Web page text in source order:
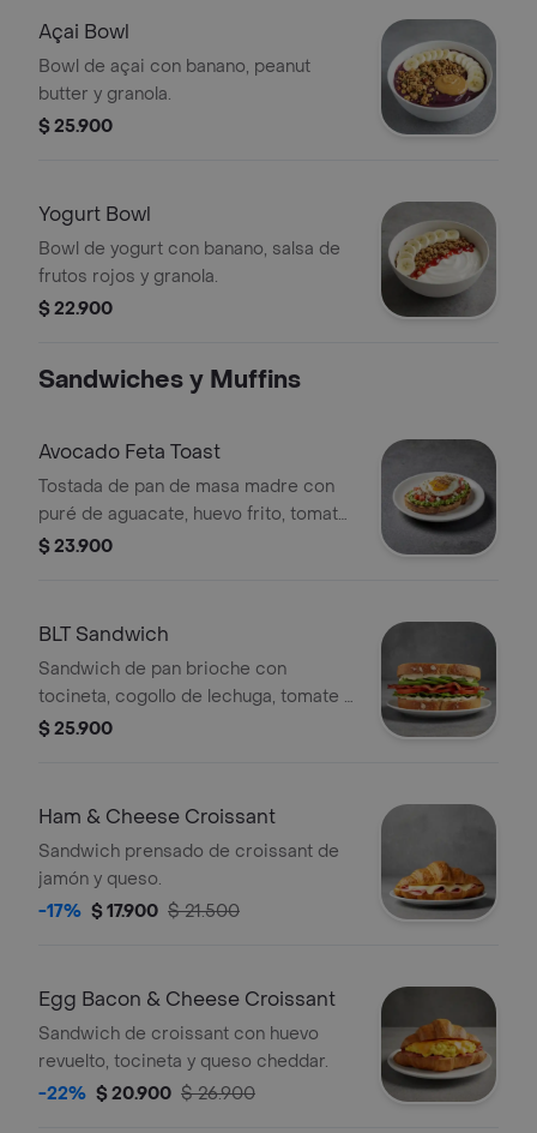
Açai Bowl
Bowl de açai con banano, peanut
butter y granola.
$ 25.900
Yogurt Bowl
Bowl de yogurt con banano, salsa de
frutos rojos y granola.
$ 22.900
Sandwiches y Muffins
Avocado Feta Toast
Tostada de pan de masa madre con
puré de aguacate, huevo frito, tomate
en cubos, quinoa crocante y queso
$ 23.900
BLT Sandwich
Sandwich de pan brioche con
tocineta, cogollo de lechuga, tomate y
salsa de la casa.
$ 25.900
Ham & Cheese Croissant
Sandwich prensado de croissant de
jamón y queso.
-17% $ 17.900 $ 21.500
Egg Bacon & Cheese Croissant
Sandwich de croissant con huevo
revuelto, tocineta y queso cheddar.
-22% $ 20.900 $ 26.900